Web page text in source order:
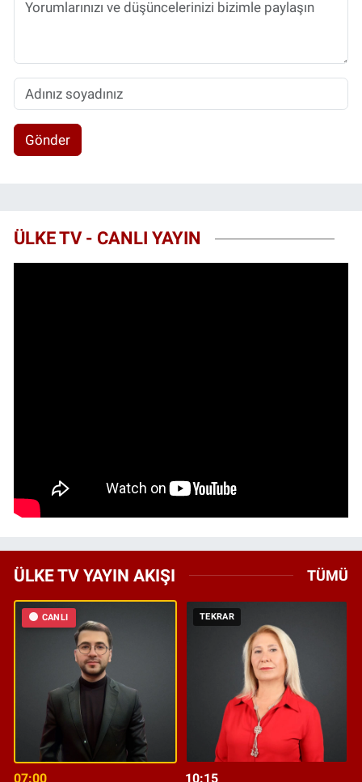
Gönder
ÜLKE TV - CANLI YAYIN
ÜLKE TV YAYIN AKIŞI TÜMÜ
CANLI
07:00
TEKRAR
10:15